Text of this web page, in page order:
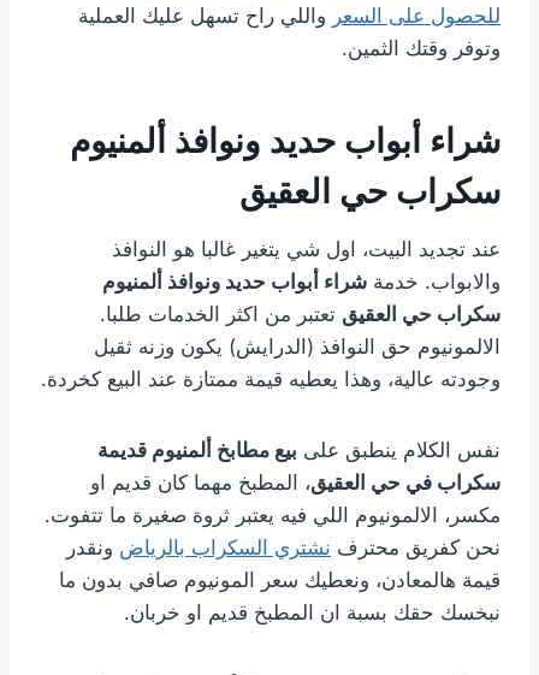
للحصول على السعر واللي راح تسهل عليك العملية
وتوفر وقتك الثمين.
شراء أبواب حديد ونوافذ ألمنيوم
سكراب حي العقيق
عند تجديد البيت، اول شي يتغير غالبا هو النوافذ
والابواب. خدمة شراء أبواب حديد ونوافذ ألمنيوم
سكراب حي العقيق تعتبر من اكثر الخدمات طلبا.
الالمونيوم حق النوافذ (الدرايش) يكون وزنه ثقيل
وجودته عالية، وهذا يعطيه قيمة ممتازة عند البيع كخردة.
نفس الكلام ينطبق على بيع مطابخ ألمنيوم قديمة
سكراب في حي العقيق، المطبخ مهما كان قديم او
مكسر، الالمونيوم اللي فيه يعتبر ثروة صغيرة ما تتفوت.
نحن كفريق محترف نشتري السكراب بالرياض ونقدر
قيمة هالمعادن، ونعطيك سعر المونيوم صافي بدون ما
نبخسك حقك بسبة ان المطبخ قديم او خربان.